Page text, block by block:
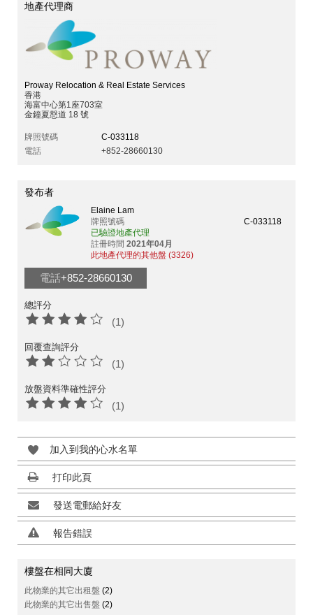
地產代理商
Proway Relocation & Real Estate Services
香港
海富中心第1座703室
金鐘夏慤道 18 號
牌照號碼
C-033118
電話
+852-28660130
發布者
Elaine Lam
牌照號碼
C-033118
已驗證地產代理
註冊時間 2021年04月
此地產代理的其他盤 (3326)
電話+852-28660130
總評分
(1)
回覆查詢評分
(1)
放盤資料準確性評分
(1)
加入到我的心水名單
打印此頁
發送電郵給好友
報告錯誤
樓盤在相同大廈
此物業的其它出租盤 (2)
此物業的其它出售盤 (2)